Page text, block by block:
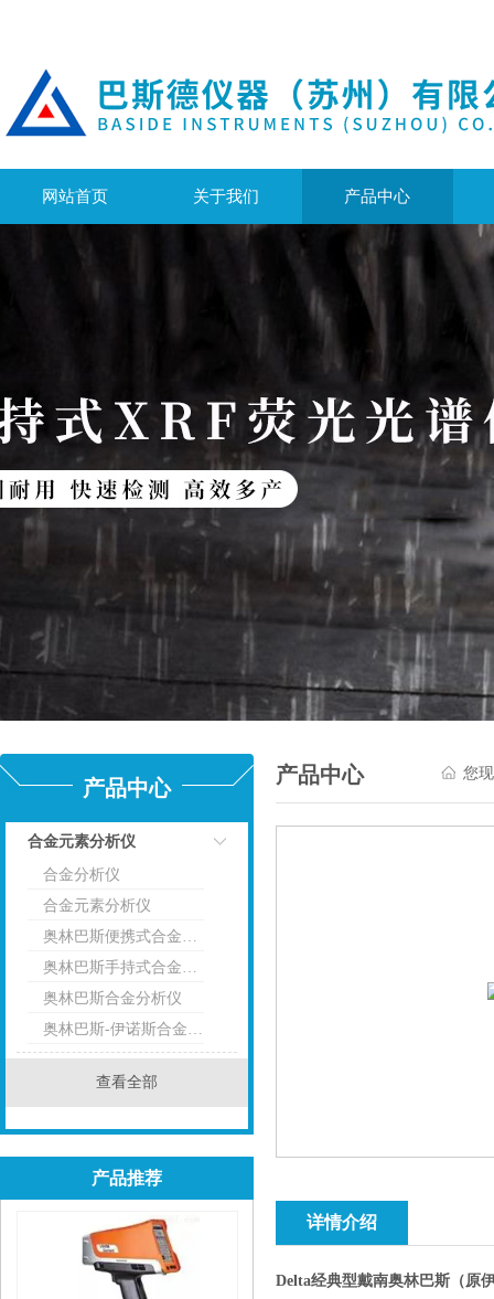
网站首页 关于我们 产品中心
产品中心
合金元素分析仪
合金分析仪
合金元素分析仪
奥林巴斯便携式合金分析仪
奥林巴斯手持式合金分析仪
奥林巴斯合金分析仪
奥林巴斯-伊诺斯合金分析仪
查看全部
产品推荐
产品中心 您
详情介绍
Delta经典型戴南奥林巴斯（原